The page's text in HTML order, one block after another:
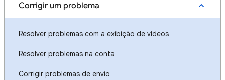
Corrigir um problema
Resolver problemas com a exibição de vídeos
Resolver problemas na conta
Corrigir problemas de envio